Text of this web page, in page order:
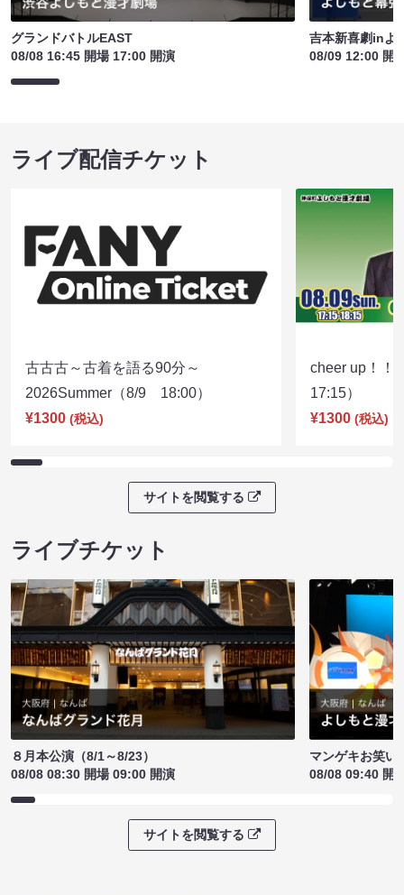
グランドバトルEAST
08/08 16:45 開場 17:00 開演
吉本新喜劇inよ
08/09 12:00 開
ライブ配信チケット
古古古～古着を語る90分～
2026Summer（8/9 18:00）
¥1300 (税込)
cheer up！
17:15）
¥1300 (税込)
サイトを閲覧する
ライブチケット
８月本公演（8/1～8/23）
08/08 08:30 開場 09:00 開演
マンゲキお笑い
08/08 09:40 開
サイトを閲覧する